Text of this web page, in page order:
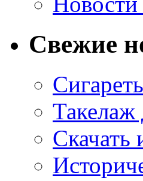
Свежие